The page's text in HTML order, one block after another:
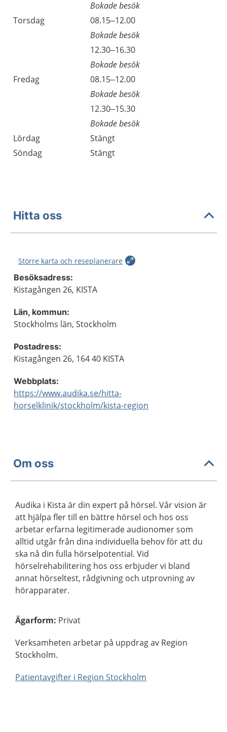
Bokade besök
Torsdag
08.15–12.00
Bokade besök
12.30–16.30
Bokade besök
Fredag
08.15–12.00
Bokade besök
12.30–15.30
Bokade besök
Lördag
Stängt
Söndag
Stängt
Hitta oss
Större karta och reseplanerare
Besöksadress:
Kistagången 26, KISTA
Län, kommun:
Stockholms län, Stockholm
Postadress:
Kistagången 26, 164 40 KISTA
Webbplats:
https://www.audika.se/hitta-
horselklinik/stockholm/kista-region
Om oss
Audika i Kista är din expert på hörsel. Vår vision är
att hjälpa fler till en bättre hörsel och hos oss
arbetar erfarna legitimerade audionomer som
alltid utgår från dina individuella behov för att du
ska nå din fulla hörselpotential. Vid
hörselrehabilitering hos oss erbjuder vi bland
annat hörseltest, rådgivning och utprovning av
hörapparater.
Ägarform: Privat
Verksamheten arbetar på uppdrag av Region
Stockholm.
Patientavgifter i Region Stockholm